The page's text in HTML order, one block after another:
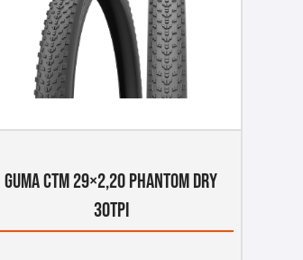
GUMA CTM 29×2,20 PHANTOM DRY
30TPI